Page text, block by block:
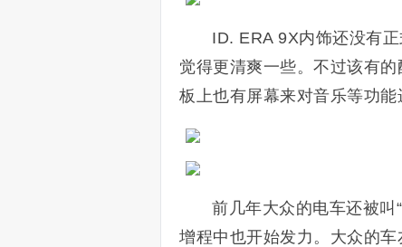
ID. ERA 9X内饰还没有
觉得更清爽一些。不过该有
板上也有屏幕来对音乐等功能
前几年大众的电车还被叫
增程中也开始发力。大众的